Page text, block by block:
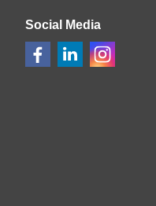
Social Media